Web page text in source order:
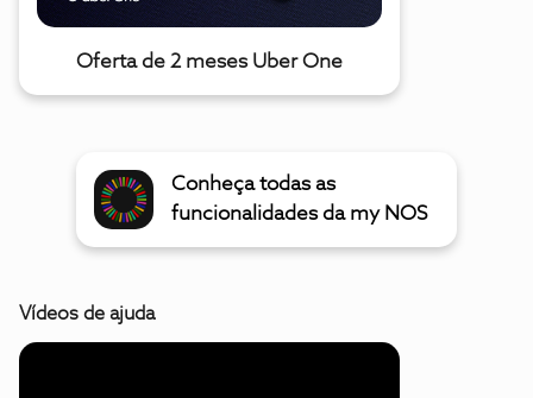
Oferta de 2 meses Uber One
Conheça todas as
funcionalidades da my NOS
Vídeos de ajuda